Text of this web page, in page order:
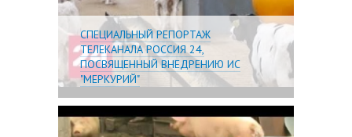
СПЕЦИАЛЬНЫЙ РЕПОРТАЖ
ТЕЛЕКАНАЛА РОССИЯ 24,
ПОСВЯЩЕННЫЙ ВНЕДРЕНИЮ ИС
"МЕРКУРИЙ"